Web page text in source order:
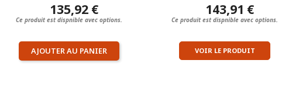
135,92 €
Ce produit est dispnible avec options.
AJOUTER AU PANIER
143,91 €
Ce produit est dispnible avec options.
VOIR LE PRODUIT